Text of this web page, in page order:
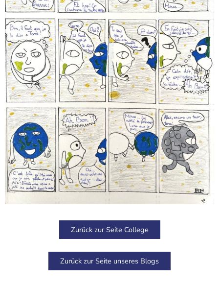
Zurück zur Seite College
Zurück zur Seite unseres Blogs